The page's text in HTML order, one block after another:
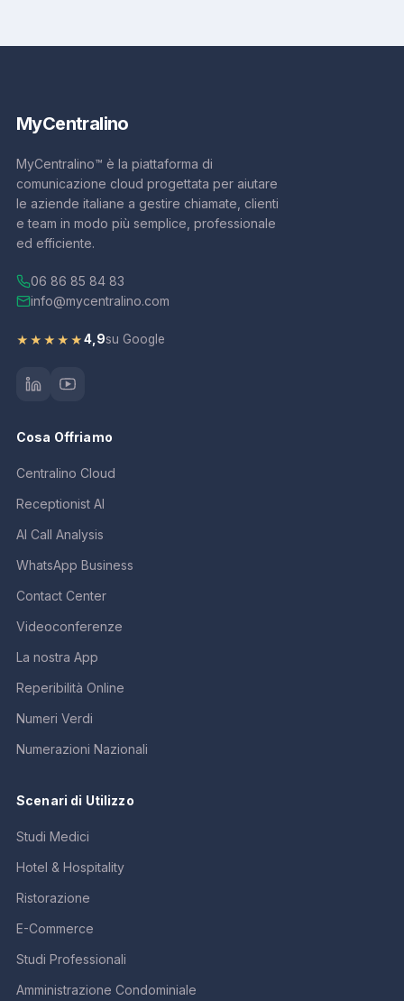
MyCentralino
MyCentralino™ è la piattaforma di
comunicazione cloud progettata per aiutare
le aziende italiane a gestire chiamate, clienti
e team in modo più semplice, professionale
ed efficiente.
06 86 85 84 83
info@mycentralino.com
★★★★★4,9su Google
Cosa Offriamo
Centralino Cloud
Receptionist AI
AI Call Analysis
WhatsApp Business
Contact Center
Videoconferenze
La nostra App
Reperibilità Online
Numeri Verdi
Numerazioni Nazionali
Scenari di Utilizzo
Studi Medici
Hotel & Hospitality
Ristorazione
E-Commerce
Studi Professionali
Amministrazione Condominiale